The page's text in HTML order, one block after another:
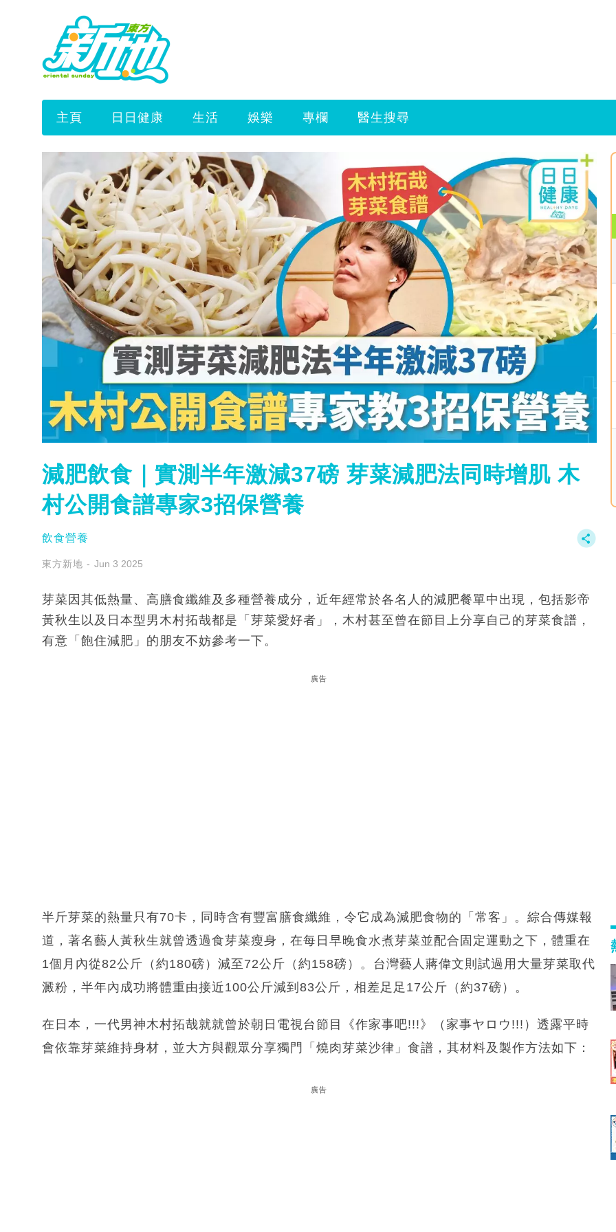
主頁 日日健康 生活 娛樂 專欄 醫生搜尋
減肥飲食｜實測半年激減37磅 芽菜減肥法同時增肌 木
村公開食譜專家3招保營養
飲食營養
東方新地 Jun 3 2025
芽菜因其低熱量、高膳食纖維及多種營養成分，近年經常於各名人的減肥餐單中出現，包括影帝
黃秋生以及日本型男木村拓哉都是「芽菜愛好者」，木村甚至曾在節目上分享自己的芽菜食譜，
有意「飽住減肥」的朋友不妨參考一下。
廣告
半斤芽菜的熱量只有70卡，同時含有豐富膳食纖維，令它成為減肥食物的「常客」。綜合傳媒報
道，著名藝人黃秋生就曾透過食芽菜瘦身，在每日早晚食水煮芽菜並配合固定運動之下，體重在
1個月內從82公斤（約180磅）減至72公斤（約158磅）。台灣藝人蔣偉文則試過用大量芽菜取代
澱粉，半年內成功將體重由接近100公斤減到83公斤，相差足足17公斤（約37磅）。
在日本，一代男神木村拓哉就就曾於朝日電視台節目《作家事吧!!!》（家事ヤロウ!!!）透露平時
會依靠芽菜維持身材，並大方與觀眾分享獨門「燒肉芽菜沙律」食譜，其材料及製作方法如下：
廣告